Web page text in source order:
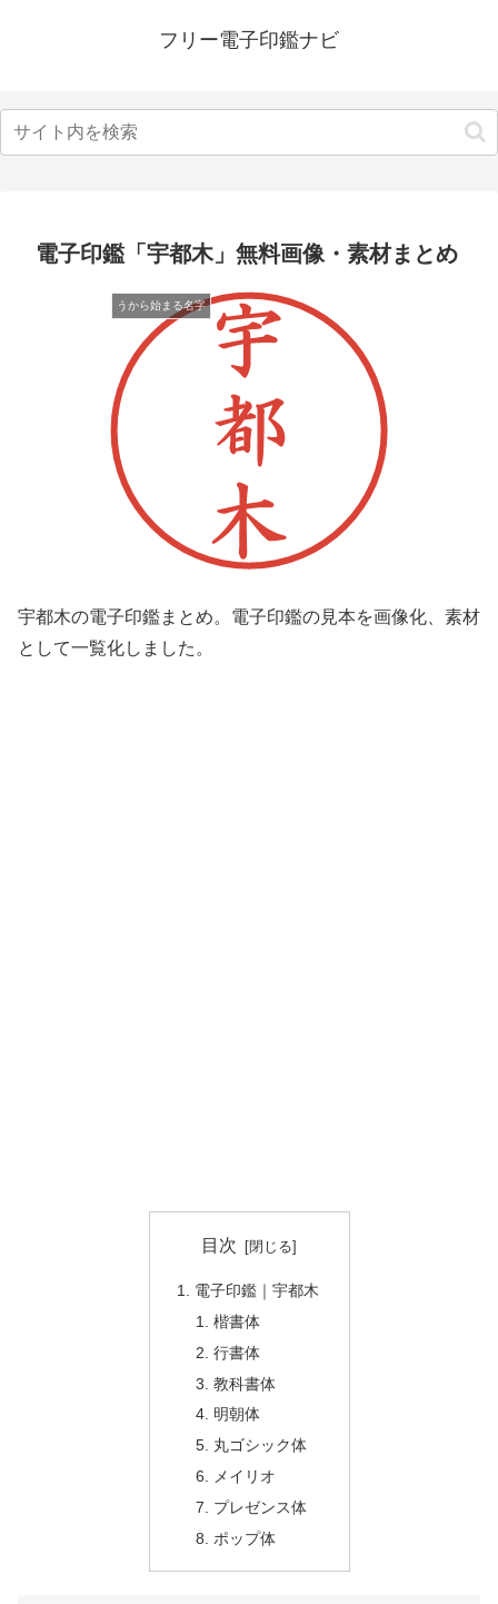
フリー電子印鑑ナビ
電子印鑑「宇都木」無料画像・素材まとめ
うから始まる名字
宇都木の電子印鑑まとめ。電子印鑑の見本を画像化、素材
として一覧化しました。
目次
電子印鑑｜宇都木
楷書体
行書体
教科書体
明朝体
丸ゴシック体
メイリオ
プレゼンス体
ポップ体